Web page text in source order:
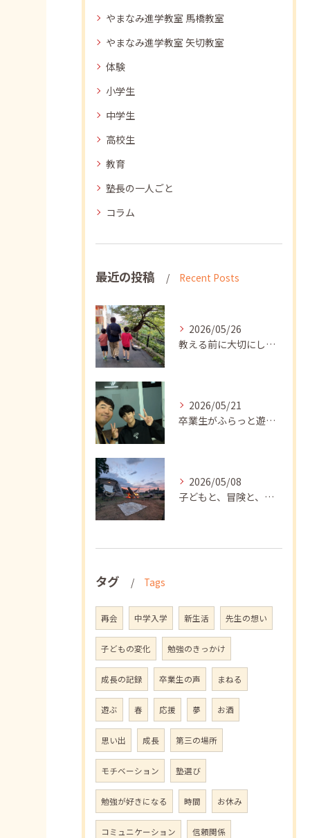
やまなみ進学教室 馬橋教室
やまなみ進学教室 矢切教室
体験
小学生
中学生
高校生
教育
塾長の一人ごと
コラム
最近の投稿 Recent Posts
2026/05/26
教える前に大切にしたいこと
2026/05/21
卒業生がふらっと遊びに来てくれました
2026/05/08
子どもと、冒険と、学び
タグ Tags
再会 中学入学 新生活 先生の想い
子どもの変化 勉強のきっかけ
成長の記録 卒業生の声 まねる
遊ぶ 春 応援 夢 お酒
思い出 成長 第三の場所
モチベーション 塾選び
勉強が好きになる 時間 お休み
コミュニケーション 信頼関係